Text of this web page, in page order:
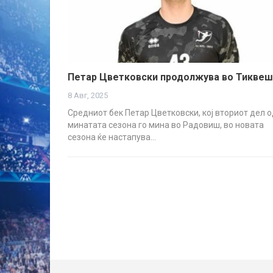
Петар Цветковски продолжува во Тиквеш
8 Авг, 2025
Средниот бек Петар Цветковски, кој вториот дел
минатата сезона го мина во Радовиш, во новата
сезона ќе настапува…